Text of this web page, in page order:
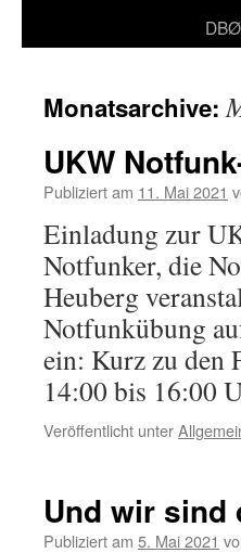
Monatsarchive:
UKW
Publiziert am 11. Mai 2021
Einladung zur
Notfunker, die
Heuberg
Notfunkübung
ein: Kurz zu den
14:00 bis 16:00
Veröffentlicht unter
Und wir sind
Publiziert am 5. Mai 2021